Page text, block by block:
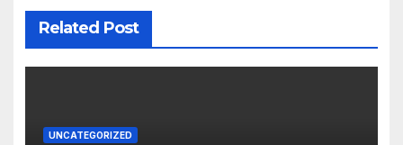
Related Post
UNCATEGORIZED